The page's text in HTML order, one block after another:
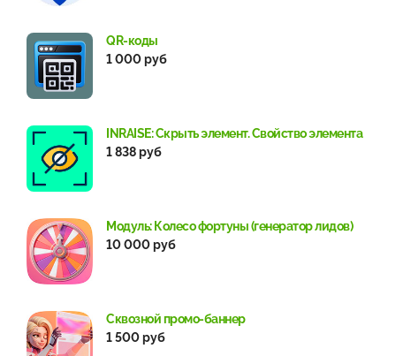
QR-коды
1 000 руб
INRAISE: Скрыть элемент. Свойство элемента
1 838 руб
Модуль: Колесо фортуны (генератор лидов)
10 000 руб
Сквозной промо-баннер
1 500 руб